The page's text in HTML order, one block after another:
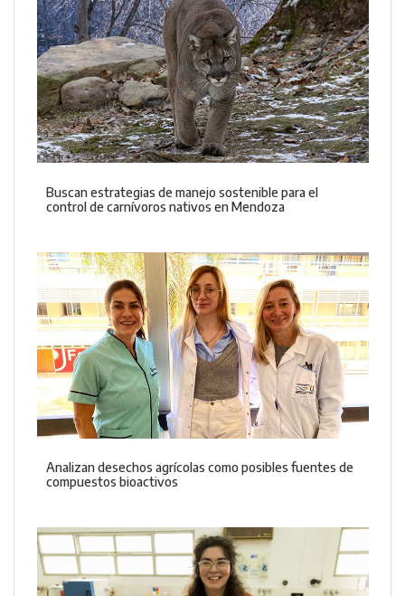
Buscan estrategias de manejo sostenible para el
control de carnívoros nativos en Mendoza
Analizan desechos agrícolas como posibles fuentes de
compuestos bioactivos